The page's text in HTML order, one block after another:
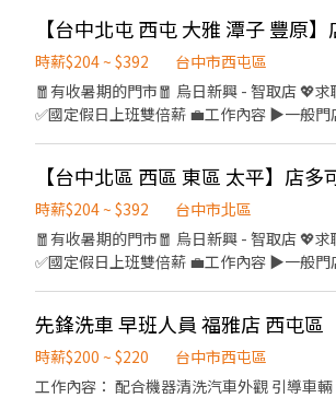
ෆෆෆෆෆෆ✨ ❤️‍服務專員:小旻 ❤️‍加賴詢問:搜
缺截圖+姓名+電話)
時薪$204 ~ $392
台中市西屯區
🧧有收暑期的門市🧧 烏日新興 - 智取店 💖求職不收費 ❌應徵人數眾多請勿直接到現場應徵，一律採視訊面試 ✅免經驗✅彈性排班
✅國定假日上班雙倍薪 💼工作內容 ▶一般門店(有人店) ①負責包裹收寄、搬運、盤點、理貨等 ②提供顧客接待、收銀結帳等服務
育訓練及店面實習』 ⏱工作時間 ▶一般門店(有人店) 早班：10:30-17:30 晚班：16:15-22:45、18:45-22:45 (固定班別,晚班一週
要有2天配合16:15上班) ▶智取店(無人店) 早班：07:00-12:30 晚班：18:30-22:30 夜班：23:30-03:30 假日班早班：07:00-12:00
假日班晚班：17:30-23:30 (固定班別,早班時段可微調) 💰薪資 ▶一般門店(有人店) 時薪 $196 ▶智取店(
$214 (智取店晚班額外獎金每小時 +20元) (智取店夜班額外獎金每小時
日） 📌上班地點 北屯區 北屯松竹二 - 智取店：台中市北屯區松竹路二段703號 北屯大連 - 智取店：台中市北屯區大連路一段125
號 北屯敦富 - 智取店：台中市北屯區敦富
中市北屯區北屯路178之7號 北屯天津 - 智
甲路70號 西屯工業 - 智取店：台中市西屯
市西屯區何厝街86號 西屯文心店：台中市
時薪$204 ~ $392
台中市北區
🧧有收暑期的門市🧧 烏日新興 - 智取店 💖求職不收費 ❌應徵人數眾多請勿直接到現場應徵，一律採視訊面試 ✅免經驗✅彈性排班
✅國定假日上班雙倍薪 💼工作內容 ▶一般門店(有人店) ①負責包裹收寄、搬運、盤點、理貨等 ②提供顧客接待、收銀結帳等服務
育訓練及店面實習』 ⏱工作時間 ▶一般門店(有人店) 早班：10:30-17:30 晚班：16:15-22:45、18:45-22:45 (固定班別,晚班一週
要有2天配合16:15上班) ▶智取店(無人店) 早班：07:00-12:30 晚班：18:30-22:30 夜班：23:30-03:30 假日班早班：07:00-12:00
假日班晚班：17:30-23:30 (固定班別,早班時段可微調) 💰薪資 ▶一般門店(有人店) 時薪 $196 ▶智取店(
先鋒洗車 早班人員 福雅店 西屯區
時薪$200 ~ $220
台中市西屯區
工作內容： 配合機器清洗汽車外觀 引導車